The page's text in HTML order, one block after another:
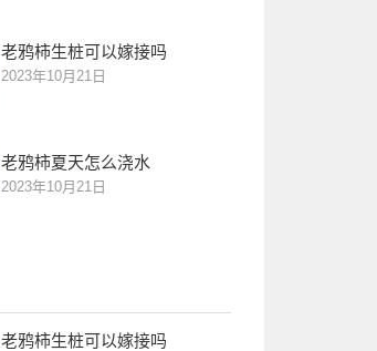
老鸦柿生桩可以嫁接吗
2023年10月21日
老鸦柿夏天怎么浇水
2023年10月21日
老鸦柿生桩可以嫁接吗